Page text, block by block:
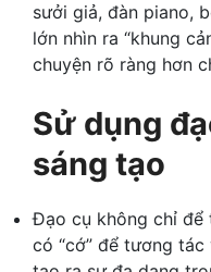
sưởi giả, đàn piano,
lớn nhìn ra “khung
chuyện rõ ràng hơn
Sử dụng
sáng tạo
Đạo cụ không chỉ để
có “cớ” để tương